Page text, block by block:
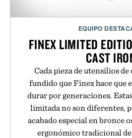
EQUIPO
FINEX LIMITED
CAST
Cada pieza de utensilios
fundido que Finex hace que
durar por generaciones.
limitada no son diferentes,
acabado especial en bronce
ergonómico tradicional